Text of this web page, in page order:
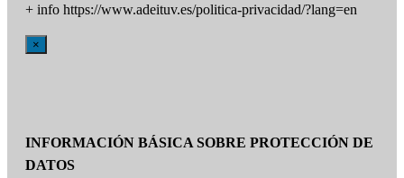
+ info https://www.adeituv.es/politica-privacidad/?lang=en
×
INFORMACIÓN BÁSICA SOBRE PROTECCIÓN DE
DATOS